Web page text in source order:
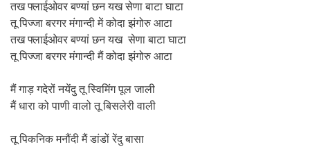
तख फ्लाईओवर बण्यां छन यख सेणा बाटा घाटा
तू पिज्जा बरगर मंगान्दी में कोदा झंगोरु आटा
तख फ्लाईओवर बण्यां छन यख सेणा बाटा घाटा
तू पिज्जा बरगर मंगान्दी मैं कोदा झंगोरु आटा
मैं गाड़ गदेरों नयेंदु तू स्विमिंग पूल जाली
मैं धारा को पाणी वालो तू बिसलेरी वाली
तू पिकनिक मनौंदी मैं डांडों रेंदु बासा